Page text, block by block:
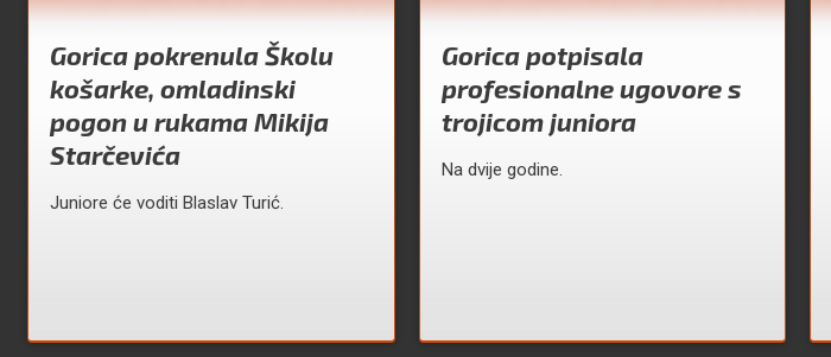
Gorica pokrenula Školu
košarke, omladinski
pogon u rukama Mikija
Starčevića
Juniore će voditi Blaslav Turić.
Gorica potpisala
profesionalne ugovore s
trojicom juniora
Na dvije godine.